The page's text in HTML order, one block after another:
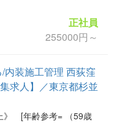
正社員
255000円～
内装施工管理 西荻窪
求人】／東京都杉並
》 [年齢参考= （59歳